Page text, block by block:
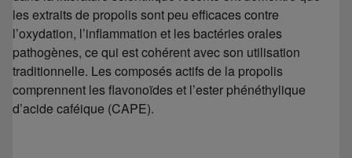
les extraits de propolis sont peu efficaces contre
l’oxydation, l’inflammation et les bactéries orales
pathogènes, ce qui est cohérent avec son utilisation
traditionnelle. Les composés actifs de la propolis
comprennent les flavonoïdes et l’ester phénéthylique
d’acide caféique (CAPE).